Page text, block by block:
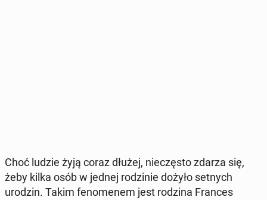
Choć ludzie żyją coraz dłużej, nie­czę­sto zdarza się,
żeby kilka osób w jednej ro­dzi­nie dożyło setnych
urodzin. Takim fe­no­me­nem jest rodzina Frances